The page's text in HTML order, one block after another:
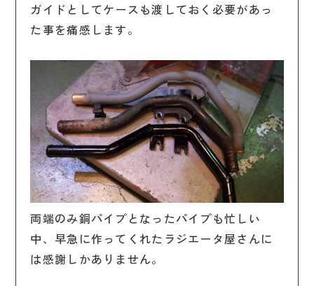
ガイドとしてケースも渡しておく必要があっ
た事を痛感します。
両端のみ銅パイプとなったパイプも忙しい
中、早急に作ってくれたラジエータ屋さんに
は感謝しかありません。